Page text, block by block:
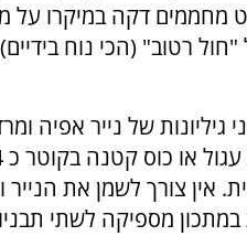
מחממים דקה במיקרו
רטוב" (הכי נוח
אין צורך לשמן את הנייר
מספיקה לשתי